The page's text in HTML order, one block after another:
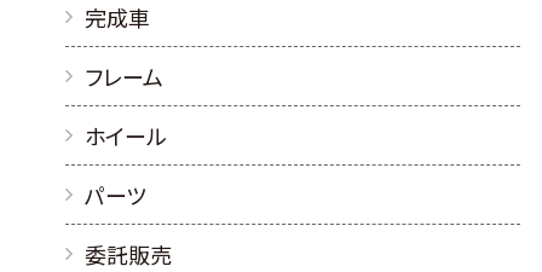
完成車
フレーム
ホイール
パーツ
委託販売